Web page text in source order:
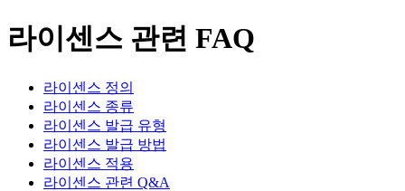
라이센스 관련 FAQ
라이센스 정의
라이센스 종류
라이센스 발급 유형
라이센스 발급 방법
라이센스 적용
라이센스 관련 Q&A